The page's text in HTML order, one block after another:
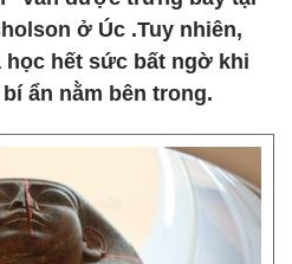
ở Úc .​Tuy nhiên,
học hết sức bất ngờ khi
ẩn nằm bên trong.